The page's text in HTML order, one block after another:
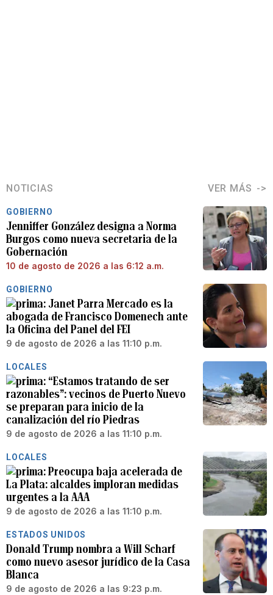
NOTICIAS VER MÁS
GOBIERNO
Jenniffer González designa a Norma
Burgos como nueva secretaria de la
Gobernación
10 de agosto de 2026 a las 6:12 a.m.
GOBIERNO
Janet Parra Mercado es la
abogada de Francisco Domenech ante
la Oficina del Panel del FEI
9 de agosto de 2026 a las 11:10 p.m.
LOCALES
“Estamos tratando de ser
razonables”: vecinos de Puerto Nuevo
se preparan para inicio de la
canalización del río Piedras
9 de agosto de 2026 a las 11:10 p.m.
LOCALES
Preocupa baja acelerada de
La Plata: alcaldes imploran medidas
urgentes a la AAA
9 de agosto de 2026 a las 11:10 p.m.
ESTADOS UNIDOS
Donald Trump nombra a Will Scharf
como nuevo asesor jurídico de la Casa
Blanca
9 de agosto de 2026 a las 9:23 p.m.